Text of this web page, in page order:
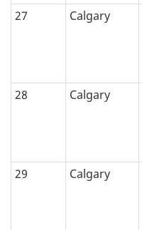
27 Calgary
28 Calgary
29 Calgary